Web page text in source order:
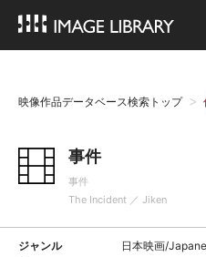
映像作品データベース検索トップ
事件
事件
The Incident ／ Jiken
ジャンル 日本映画/